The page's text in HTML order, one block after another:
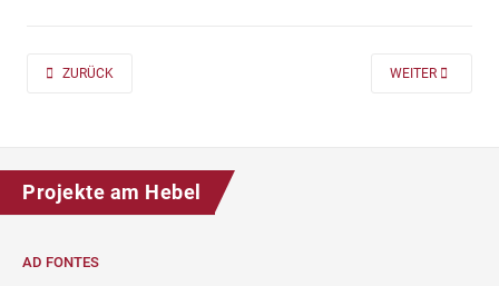
PREVIOUS ARTICLE: AD FONTES 2019/20 „MASS“ FÜR DIE KLASSEN 7
ZURÜCK NEXT ARTICLE:
WEITER
Projekte am Hebel
AD FONTES